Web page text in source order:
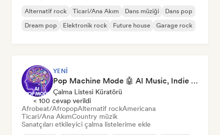
Alternatif rock Ticari/Ana Akım Dans müziği
Dans pop
Dream pop
Elektronik rock Future house Garage rock
YENI
Pop Machine Mode 🤖 AI Music, Indie Pop & Dream Pop
Çalma Listesi Küratörü
< 100 cevap verildi
Afrobeat/AfropopAlternatif rockAmericana
Ticari/Ana AkımCountry müzik
Sanatçıları etkileyici çalma listelerime ekle